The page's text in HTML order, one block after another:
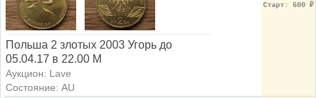
Польша 2 злотых 2003 Угорь до
05.04.17 в 22.00 М
Аукцион: Lave
Состояние: AU
Старт: 600 ₽